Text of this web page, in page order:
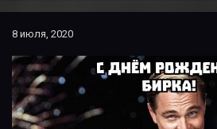
8 июля, 2020